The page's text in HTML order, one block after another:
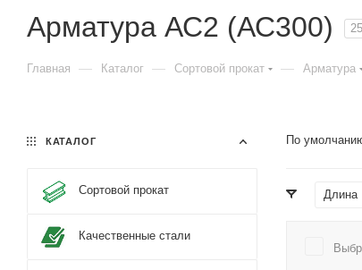
Арматура АС2 (АС300) 25
Главная — Каталог — Сортовой прокат — Арматура
По
Длина
КАТАЛОГ
Сортовой прокат
Качественные стали